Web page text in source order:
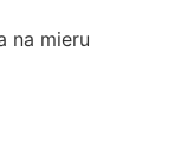
na mieru